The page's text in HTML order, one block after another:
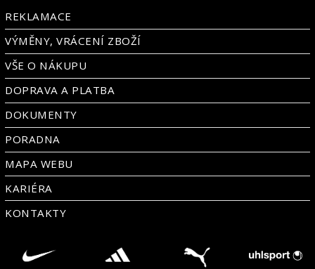
REKLAMACE
VÝMĚNY, VRÁCENÍ ZBOŽÍ
VŠE O NÁKUPU
DOPRAVA A PLATBA
DOKUMENTY
PORADNA
MAPA WEBU
KARIÉRA
KONTAKTY